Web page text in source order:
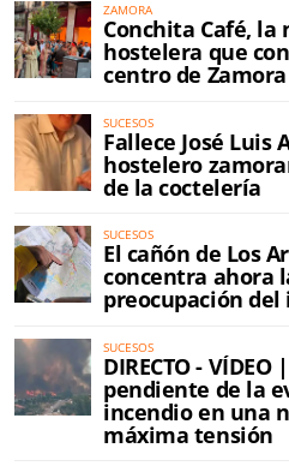
ZAMORA
Conchita Café, la
hostelera que
centro de Zamora
SUCESOS
Fallece José Luis
hostelero
de la coctelería
SUCESOS
El cañón de Los
concentra ahora
preocupación del
SUCESOS
DIRECTO -
pendiente de la
incendio en una
máxima tensión